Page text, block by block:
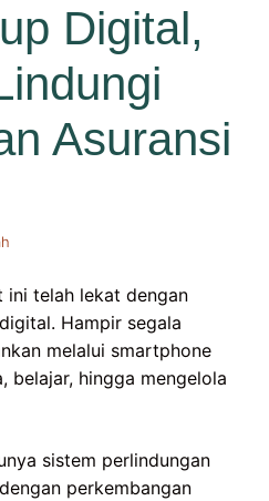
Digital,
Asuransi
ini telah lekat dengan
Hampir segala
melalui smartphone
belajar, hingga mengelola
sistem perlindungan
perkembangan